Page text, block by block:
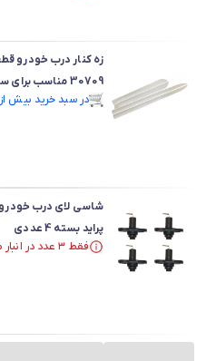
30709 مناسب برای سمند سورن مجموعه 4 عددی
در سبد خرید بیش از ۴۰ نفر.
پراید بسته 4 عددی
فقط ۳ عدد در انبار موجود است.